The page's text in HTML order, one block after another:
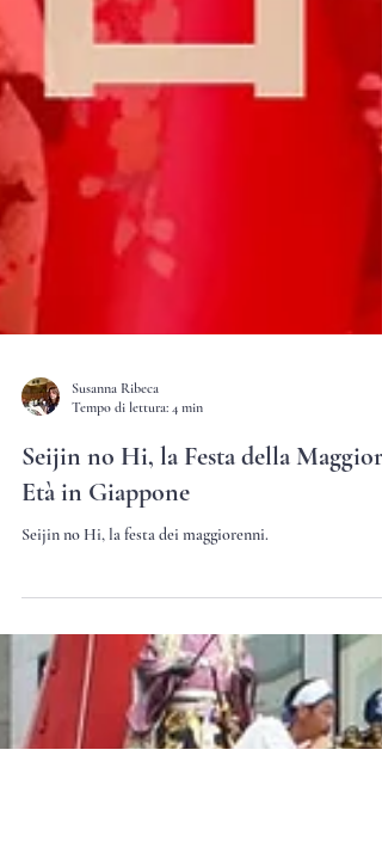
Susanna Ribeca
Tempo di lettura: 4 min
Seijin no Hi, la Festa della Maggiore
Seijin no Hi, la festa dei maggiorenni.